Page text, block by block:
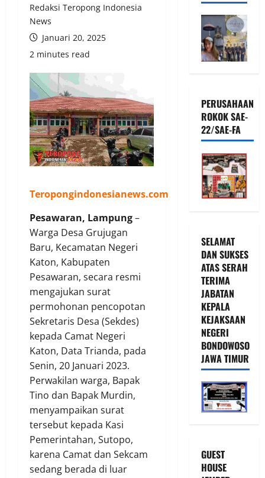
Redaksi Teropong Indonesia
News
Januari 20, 2025
2 minutes read
Teropongindonesianews.com
Pesawaran, Lampung–
Warga Desa Grujugan
Baru, Kecamatan Negeri
Katon, Kabupaten
Pesawaran, secara resmi
mengajukan surat
permohonan pencopotan
Sekretaris Desa (Sekdes)
kepada Camat Negeri
Katon, Data Trianda, pada
Senin, 20 Januari 2023.
Perwakilan warga, Bapak
Tino dan Bapak Murdin,
menyampaikan surat
tersebut kepada Kasi
Pemerintahan, Sutopo,
karena Camat dan Sekcam
sedang berada di luar
PERUSAHAAN
ROKOK SAE-
22/SAE-FA
SELAMAT
DAN SUKSES
ATAS SERAH
TERIMA
JABATAN
KEPALA
KEJAKSAAN
NEGERI
BONDOWOSO
JAWA TIMUR
GUEST
HOUSE